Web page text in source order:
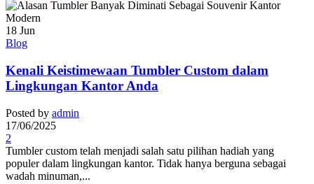
18 Jun
Blog
Kenali Keistimewaan Tumbler Custom dalam
Lingkungan Kantor Anda
Posted by admin
17/06/2025
2
Tumbler custom telah menjadi salah satu pilihan hadiah yang
populer dalam lingkungan kantor. Tidak hanya berguna sebagai
wadah minuman,...